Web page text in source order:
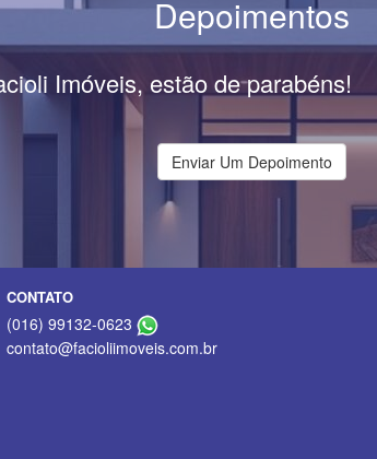
Depoimentos
Imóveis, estão de parabéns!